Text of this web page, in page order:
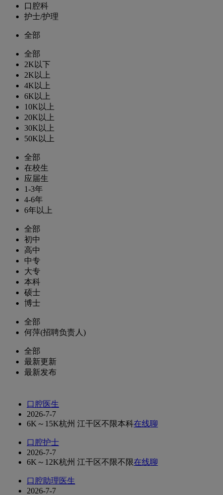
口腔科
护士/护理
全部
全部
2K以下
2K以上
4K以上
6K以上
10K以上
20K以上
30K以上
50K以上
全部
在校生
应届生
1-3年
4-6年
6年以上
全部
初中
高中
中专
大专
本科
硕士
博士
全部
何萍(招聘负责人)
全部
最新更新
最新发布
口腔医生
2026-7-7
6K～15K杭州 江干区不限本科在线聊
口腔护士
2026-7-7
6K～12K杭州 江干区不限不限在线聊
口腔助理医生
2026-7-7